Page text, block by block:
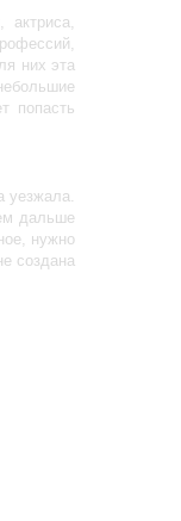
них эта
попасть
уезжала.
дальше
нужно
создана